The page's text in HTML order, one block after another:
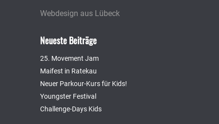
Webdesign aus Lübeck
Neueste Beiträge
25. Movement Jam
Maifest in Ratekau
Neuer Parkour-Kurs für Kids!
Youngster Festival
Challenge-Days Kids